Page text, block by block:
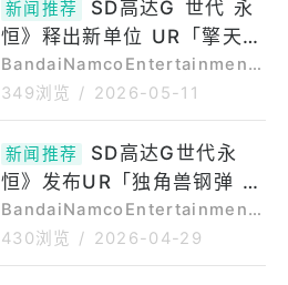
3(JST)UR「擎天神钢弹(EX)」
／UR「伊欧‧弗雷明」、UR「伟
大‧吉翁克(EX)」／UR「佛罗伦
萨‧雾岛」新单位及新角色性能介
绍，将陆续于本文中更新。UR
弗雷明」UR「伟大‧吉翁克(E
X)」
新闻推荐
SD高达G 世代 永
恒》释出新单位 UR「擎天神
钢弹 (EX)」UR「伟大‧吉翁
克 (EX)」登场预告
BandaiNamcoEntertainmentI
nc.旗下AppStore、GooglePla
3(JST)新单位UR「擎天神钢弹
(EX)」／UR「伊欧‧弗雷明」UR
「伟大‧吉翁克(EX)」／UR「佛
罗伦萨‧雾岛」相关情报。UR
「擎天神钢弹(EX)」／UR「伊
349浏览 / 2026-05-11
新闻推荐
SD高达G世代永
恒》发布UR「独角兽钢弹 3
号机不死鸟 (毁灭模式) (E
X)」等性能介绍
BandaiNamcoEntertainmentI
nc.旗下AppStore、GooglePla
430浏览 / 2026-04-29